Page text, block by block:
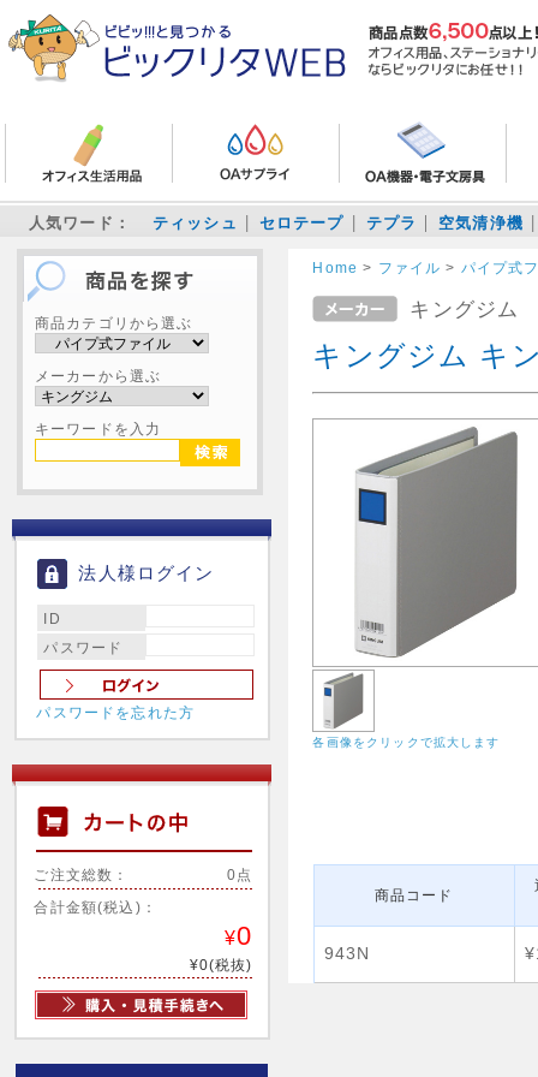
人気ワード： ティッシュ セロテープ テプラ 空気清浄機
商品カテゴリから選ぶ
メーカーから選ぶ
キーワードを入力
法人様ログイン
ID
パスワード
パスワードを忘れた方
ご注文総数： 0点
合計金額(税込)：
¥0
¥0(税抜)
Home > ファイル > パイプ式
キングジム
キングジム キ
各画像をクリックで拡大します
商品コード
943N